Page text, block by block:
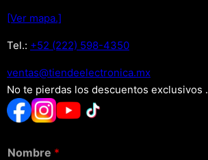
[Ver mapa.]
Tel.: +52 (222) 598-4350
xm.acinortceleedneit@satnev
No te pierdas los descuentos exclusivos .
Nombre *